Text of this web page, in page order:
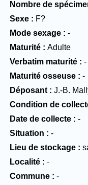
Nombre de
Sexe
F?
Mode sexage
-
Maturité
Adulte
Verbatim maturité
-
Maturité osseuse
-
Déposant
J.-B.
Condition de
Date de collecte
-
Situation
-
Lieu de stockage
Localité
-
Commune
-